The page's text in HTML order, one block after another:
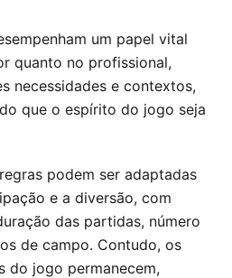
um papel vital
quanto no profissional,
necessidades e contextos,
que o espírito do jogo seja
podem ser adaptadas
e a diversão, com
das partidas, número
de campo. Contudo, os
do jogo permanecem,